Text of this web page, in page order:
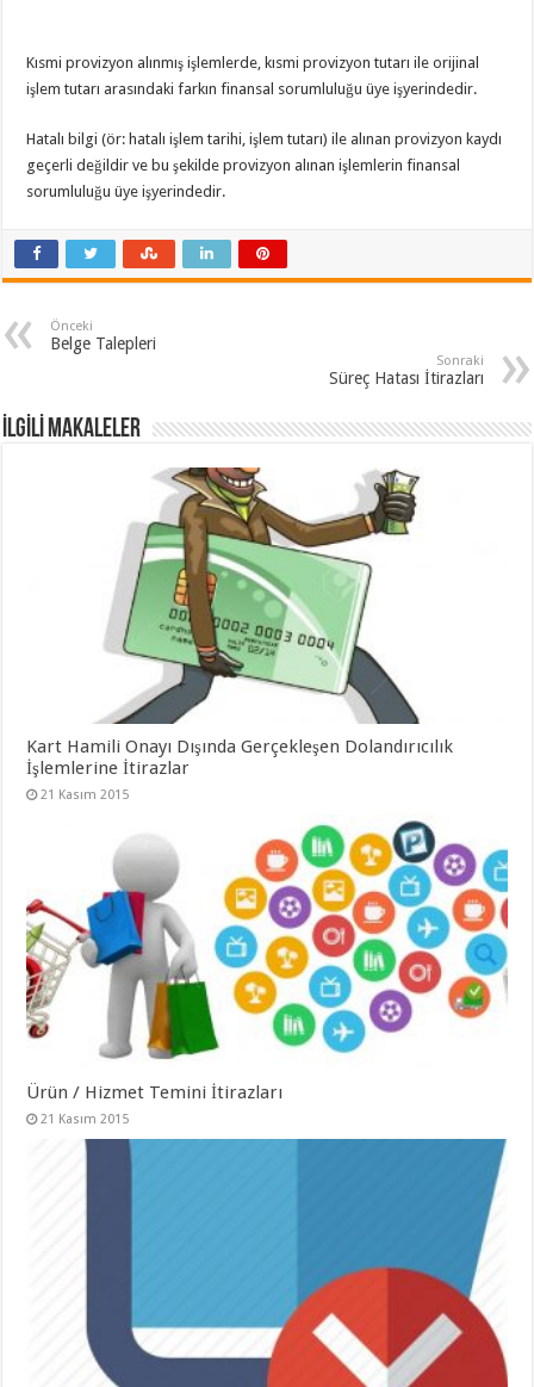
Kısmi provizyon alınmış işlemlerde, kısmi provizyon tutarı ile orijinal
işlem tutarı arasındaki farkın finansal sorumluluğu üye işyerindedir.
Hatalı bilgi (ör: hatalı işlem tarihi, işlem tutarı) ile alınan provizyon kaydı
geçerli değildir ve bu şekilde provizyon alınan işlemlerin finansal
sorumluluğu üye işyerindedir.
Önceki
Belge Talepleri
Sonraki
Süreç Hatası İtirazları
İLGİLİ MAKALELER
Kart Hamili Onayı Dışında Gerçekleşen Dolandırıcılık
İşlemlerine İtirazlar
21 Kasım 2015
Ürün / Hizmet Temini İtirazları
21 Kasım 2015